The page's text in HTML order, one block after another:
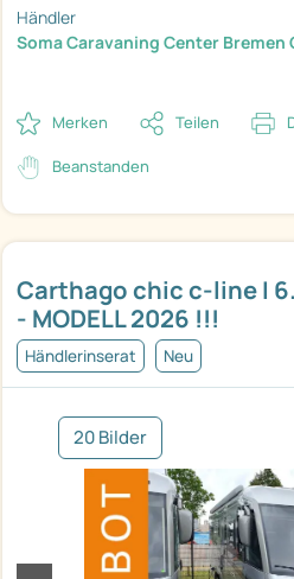
Carthago chic c-line I
- MODELL 2026 !!!
Händlerinserat Neu
20 Bilder
Händler
Soma Caravaning Center Bremen
Merken Teilen
Beanstanden